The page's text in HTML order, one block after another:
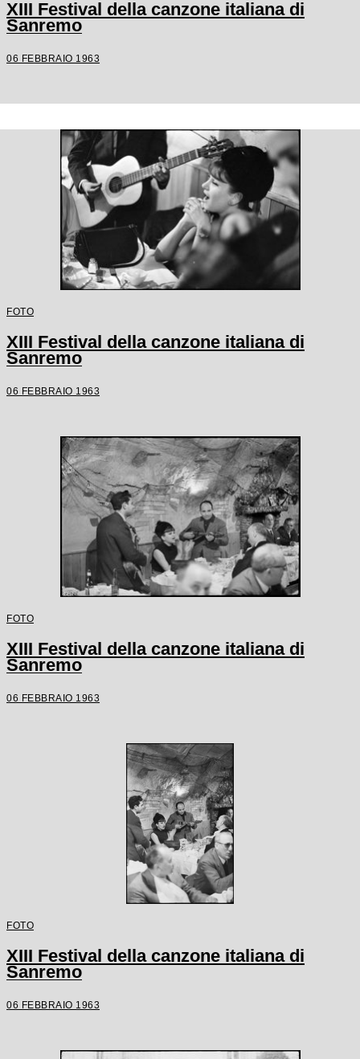
XIII Festival della canzone italiana di
Sanremo
06 FEBBRAIO 1963
FOTO
XIII Festival della canzone italiana di
Sanremo
06 FEBBRAIO 1963
FOTO
XIII Festival della canzone italiana di
Sanremo
06 FEBBRAIO 1963
FOTO
XIII Festival della canzone italiana di
Sanremo
06 FEBBRAIO 1963